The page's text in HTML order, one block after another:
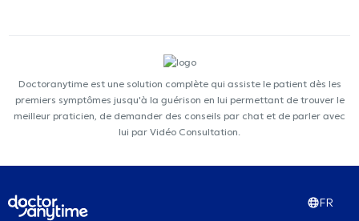
Doctoranytime est une solution complète qui assiste le patient dès les
premiers symptômes jusqu'à la guérison en lui permettant de trouver le
meilleur praticien, de demander des conseils par chat et de parler avec
lui par Vidéo Consultation.
FR